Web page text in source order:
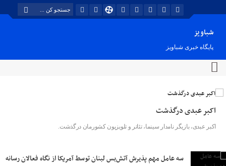
شباویز
پایگاه خبری شباویز
اکبر عبدی درگذشت
اکبر عبدی، بازیگر نامدار سینما، تئاتر و تلویزیون کشورمان درگذشت.
سه عامل مهم پذیرش آتش‌بس لبنان توسط آمریکا از نگاه فعالان رسانه